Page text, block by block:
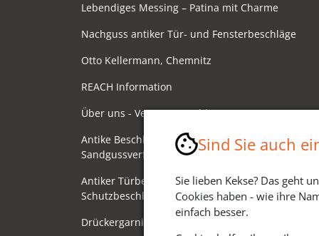
Lebendiges Messing – Patina mit Charme
Nachguss antiker Tür- und Fensterbeschläge
Otto Kellermann, Chemnitz
REACH Information
Über uns - Ventano Beschläge
Antike Beschläge - Herstellung im
Sandgussverfahren
Antiker Türbeschlag als
Schutzbeschlag/Sicherheitsbeschlag
Drückergarnituren mit Drehknauf
Sind Sie auch
Sie lieben Kekse? Das geht
Cookies haben - wie ihre
einfach besser.